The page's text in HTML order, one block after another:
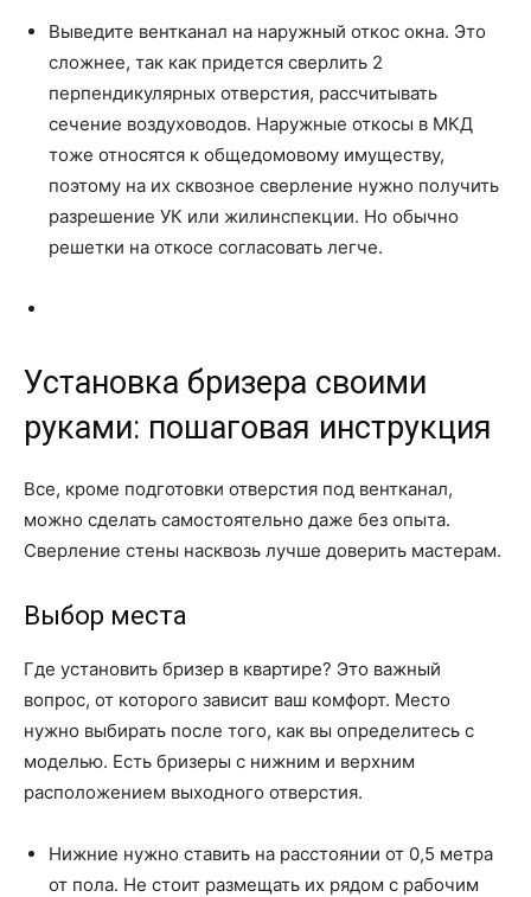
Выведите вентканал на наружный откос окна. Это
сложнее, так как придется сверлить 2
перпендикулярных отверстия, рассчитывать
сечение воздуховодов. Наружные откосы в МКД
тоже относятся к общедомовому имуществу,
поэтому на их сквозное сверление нужно получить
разрешение УК или жилинспекции. Но обычно
решетки на откосе согласовать легче.
Установка бризера своими
руками: пошаговая инструкция
Все, кроме подготовки отверстия под вентканал,
можно сделать самостоятельно даже без опыта.
Сверление стены насквозь лучше доверить мастерам.
Выбор места
Где установить бризер в квартире? Это важный
вопрос, от которого зависит ваш комфорт. Место
нужно выбирать после того, как вы определитесь с
моделью. Есть бризеры с нижним и верхним
расположением выходного отверстия.
Нижние нужно ставить на расстоянии от 0,5 метра
от пола. Не стоит размещать их рядом с рабочим